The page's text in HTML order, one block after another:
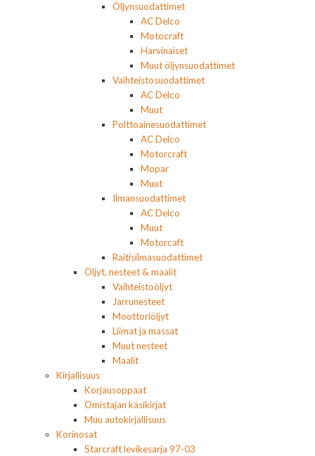
Öljynsuodattimet
AC Delco
Motocraft
Harvinaiset
Muut öljynsuodattimet
Vaihteistosuodattimet
AC Delco
Muut
Polttoainesuodattimet
AC Delco
Motorcraft
Mopar
Muut
Ilmansuodattimet
AC Delco
Muut
Motorcaft
Raitisilmasuodattimet
Öljyt, nesteet & maalit
Vaihteistoöljyt
Jarrunesteet
Moottoriöljyt
Liimat ja massat
Muut nesteet
Maalit
Kirjallisuus
Korjausoppaat
Omistajan käsikirjat
Muu autokirjallisuus
Korinosat
Starcraft levikesarja 97-03